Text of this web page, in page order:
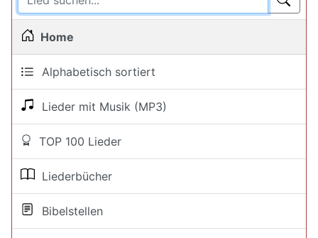
Home
Alphabetisch sortiert
Lieder mit Musik (MP3)
TOP 100 Lieder
Liederbücher
Bibelstellen